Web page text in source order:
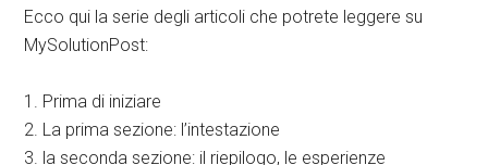
Ecco qui la serie degli articoli che potrete leggere su
MySolutionPost:
1. Prima di iniziare
2. La prima sezione: l’intestazione
3. la seconda sezione: il riepilogo, le esperienze